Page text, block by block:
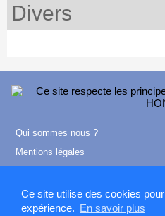
Ce site utilise des cookies
expérience. En savoir plus
Divers
Qui sommes nous ?
Mentions légales